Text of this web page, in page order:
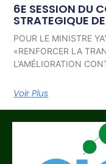
6E SESSION DU
STRATEGIQUE
POUR LE MINISTRE
«RENFORCER LA
L’AMÉLIORATION
Voir Plus